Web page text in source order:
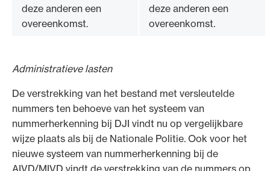
deze anderen een
overeenkomst.
deze anderen een
overeenkomst.
Administratieve lasten
De verstrekking van het bestand met versleutelde
nummers ten behoeve van het systeem van
nummerherkenning bij DJI vindt nu op vergelijkbare
wijze plaats als bij de Nationale Politie. Ook voor het
nieuwe systeem van nummerherkenning bij de
AIVD/MIVD vindt de verstrekking van de nummers op